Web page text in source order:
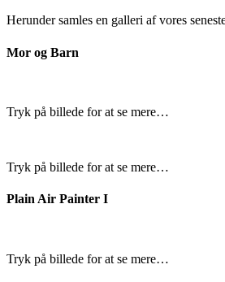
Herunder samles en galleri af vores
Mor og Barn
Tryk på billede for at se mere…
Tryk på billede for at se mere…
Plain Air Painter I
Tryk på billede for at se mere…